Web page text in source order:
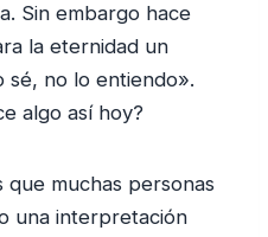
Sin embargo hace
la eternidad un
sé, no lo entiendo».
algo así hoy?
que muchas personas
una interpretación